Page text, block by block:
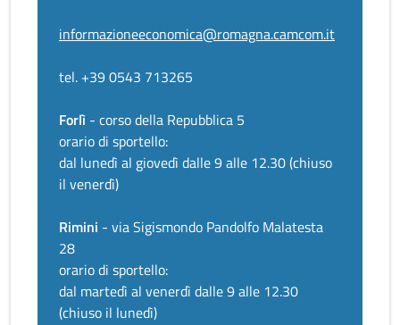
informazioneeconomica@romagna.camcom.it
tel. +39 0543 713265
Forlì - corso della Repubblica 5
orario di sportello:
dal lunedì al giovedì dalle 9 alle 12.30 (chiuso
il venerdì)
Rimini - via Sigismondo Pandolfo Malatesta
28
orario di sportello:
dal martedì al venerdì dalle 9 alle 12.30
(chiuso il lunedì)